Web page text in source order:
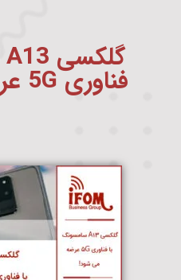
فناوری 5G عرضه می شود!